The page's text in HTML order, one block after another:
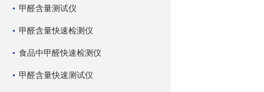
甲醛含量测试仪
甲醛含量快速检测仪
食品中甲醛快速检测仪
甲醛含量快速测试仪